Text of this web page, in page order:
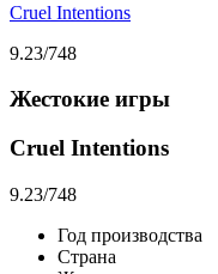
Cruel Intentions
9.23/748
Жестокие игры
Cruel Intentions
9.23/748
Год производства
Страна